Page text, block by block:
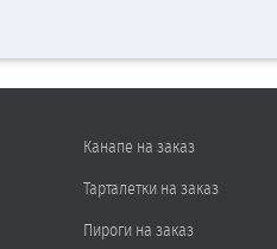
Канапе на заказ
Тарталетки на заказ
Пироги на заказ